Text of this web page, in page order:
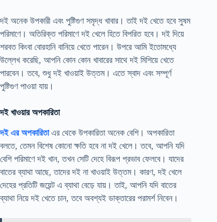
দই অনেক উপকারী এবং পুষ্টিগুণ সমৃদ্ধ খাবার। তাই দই খেতে হবে সুষম
পরিমাণে। অতিরিক্ত পরিমাণে দই খেলে হিতে বিপরিত হবে। দই দিয়ে
শরবত কিংবা বোরহানি বানিয়ে খেতে পারেন। উপরে আমি ইতোমধ্যে
উল্লেখ করেছি, আপনি কোন কোন খাবারের সাথে দই মিশিয়ে খেতে
পারবেন। তবে, শুধু দই খাওয়াই উত্তম। এতে স্বাদ এবং সম্পূর্ণ
পুষ্টিগুণ পাওয়া যায়।
দই খাওয়ার অপকারিতা
দই এর অপকারিতাএর থেকে উপকারিতা অনেক বেশি। অপকারিতা
বলতে, তেমন বিশেষ কোনো ক্ষতি হবে না দই খেলে। তবে, আপনি যদি
বেশি পরিমাণে দই খান, তখন সেটি দেহে বিরূপ প্রভাব ফেলবে। যাদের
বাতের ব্যাথা আছে, তাদের দই না খাওয়াই উত্তম। কারণ, দই খেলে
দেহের প্রতিটি জয়েন্ট এ ব্যাথা বেড়ে যায়। তাই, আপনি যদি বাতের
ব্যাথা নিয়ে দই খেতে চান, তবে অবশ্যই ডাক্তারের পরামর্শ নিবেন।